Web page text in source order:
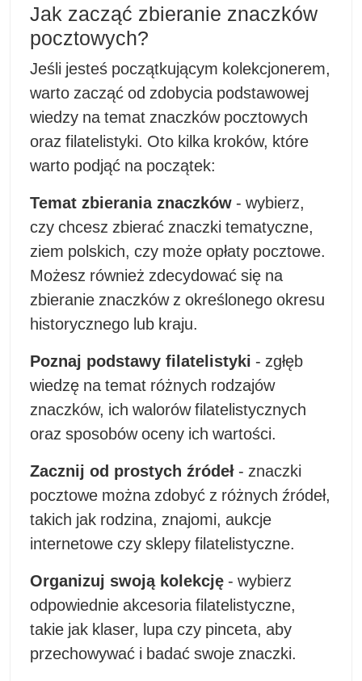
Jak zacząć zbieranie znaczków
pocztowych?
Jeśli jesteś początkującym kolekcjonerem,
warto zacząć od zdobycia podstawowej
wiedzy na temat znaczków pocztowych
oraz filatelistyki. Oto kilka kroków, które
warto podjąć na początek:
Temat zbierania znaczków - wybierz,
czy chcesz zbierać znaczki tematyczne,
ziem polskich, czy może opłaty pocztowe.
Możesz również zdecydować się na
zbieranie znaczków z określonego okresu
historycznego lub kraju.
Poznaj podstawy filatelistyki - zgłęb
wiedzę na temat różnych rodzajów
znaczków, ich walorów filatelistycznych
oraz sposobów oceny ich wartości.
Zacznij od prostych źródeł - znaczki
pocztowe można zdobyć z różnych źródeł,
takich jak rodzina, znajomi, aukcje
internetowe czy sklepy filatelistyczne.
Organizuj swoją kolekcję - wybierz
odpowiednie akcesoria filatelistyczne,
takie jak klaser, lupa czy pinceta, aby
przechowywać i badać swoje znaczki.